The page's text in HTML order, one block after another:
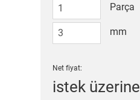
Parça
mm
Net fiyat:
istek üzerine